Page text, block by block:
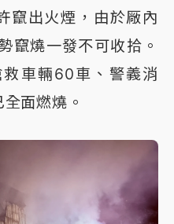
竄出火煙，由於厰內
竄燒一發不可收拾。
車輛60車、警義消
面燃燒。